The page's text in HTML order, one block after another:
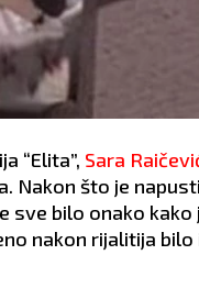
“Elita”, Sara
Nakon što je
sve bilo onako
nakon rijalitija